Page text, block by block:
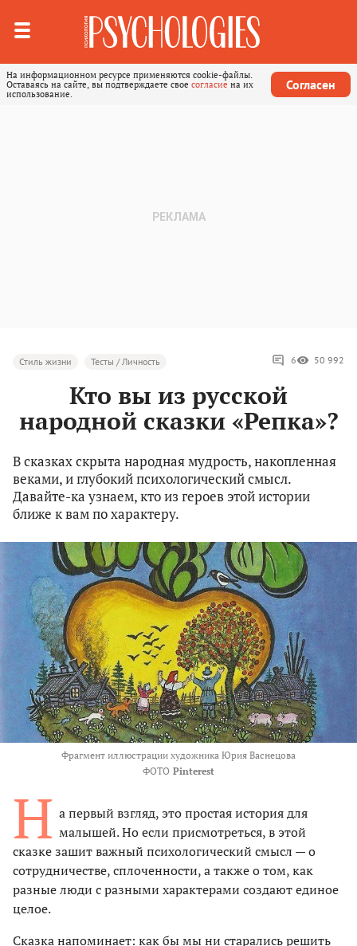
На информационном ресурсе применяются cookie-файлы.
Оставаясь на сайте, вы подтверждаете свое согласие на их
использование.
Согласен
Стиль жизни Тесты / Личность 6 50 992
Кто вы из русской
народной сказки «Репка»?
В сказках скрыта народная мудрость, накопленная
веками, и глубокий психологический смысл.
Давайте-ка узнаем, кто из героев этой истории
ближе к вам по характеру.
Фрагмент иллюстрации художника Юрия Васнецова
ФОТО Pinterest
Н а первый взгляд, это простая история для
малышей. Но если присмотреться, в этой
сказке зашит важный психологический смысл — о
сотрудничестве, сплоченности, а также о том, как
разные люди с разными характерами создают единое
целое.
Сказка напоминает: как бы мы ни старались решить